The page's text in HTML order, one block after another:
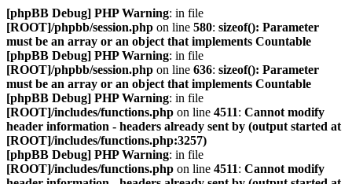
[phpBB Debug] PHP Warning: in file
[ROOT]/phpbb/session.php on line 580: sizeof(): Parameter
must be an array or an object that implements Countable
[phpBB Debug] PHP Warning: in file
[ROOT]/phpbb/session.php on line 636: sizeof(): Parameter
must be an array or an object that implements Countable
[phpBB Debug] PHP Warning: in file
[ROOT]/includes/functions.php on line 4511: Cannot modify
header information - headers already sent by (output started at
[ROOT]/includes/functions.php:3257)
[phpBB Debug] PHP Warning: in file
[ROOT]/includes/functions.php on line 4511: Cannot modify